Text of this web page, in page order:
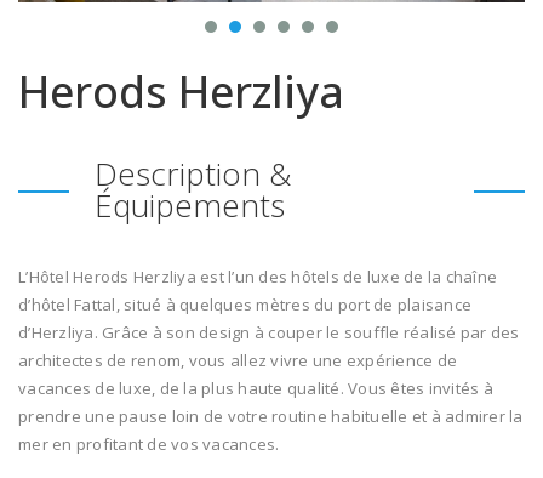
Herods Herzliya
Description &
Équipements
L’Hôtel Herods Herzliya est l’un des hôtels de luxe de la chaîne
d’hôtel Fattal, situé à quelques mètres du port de plaisance
d’Herzliya. Grâce à son design à couper le souffle réalisé par des
architectes de renom, vous allez vivre une expérience de
vacances de luxe, de la plus haute qualité. Vous êtes invités à
prendre une pause loin de votre routine habituelle et à admirer la
mer en profitant de vos vacances.